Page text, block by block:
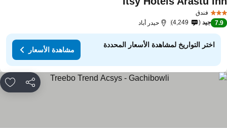
فندق
مشاهدة الأسعار
7.9 جيد 4,249 حيدر أباد
اختر التواريخ لمشاهدة الأسعار المحددة
مشاهدة الأسعار
مشاركة